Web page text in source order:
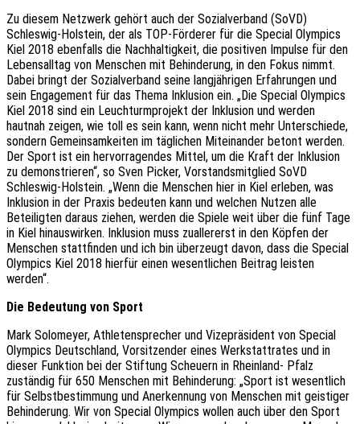
Zu diesem Netzwerk gehört auch der Sozialverband (SoVD)
Schleswig-Holstein, der als TOP-Förderer für die Special Olympics
Kiel 2018 ebenfalls die Nachhaltigkeit, die positiven Impulse für den
Lebensalltag von Menschen mit Behinderung, in den Fokus nimmt.
Dabei bringt der Sozialverband seine langjährigen Erfahrungen und
sein Engagement für das Thema Inklusion ein. „Die Special Olympics
Kiel 2018 sind ein Leuchturmprojekt der Inklusion und werden
hautnah zeigen, wie toll es sein kann, wenn nicht mehr Unterschiede,
sondern Gemeinsamkeiten im täglichen Miteinander betont werden.
Der Sport ist ein hervorragendes Mittel, um die Kraft der Inklusion
zu demonstrieren“, so Sven Picker, Vorstandsmitglied SoVD
Schleswig-Holstein. „Wenn die Menschen hier in Kiel erleben, was
Inklusion in der Praxis bedeuten kann und welchen Nutzen alle
Beteiligten daraus ziehen, werden die Spiele weit über die fünf Tage
in Kiel hinauswirken. Inklusion muss zuallererst in den Köpfen der
Menschen stattfinden und ich bin überzeugt davon, dass die Special
Olympics Kiel 2018 hierfür einen wesentlichen Beitrag leisten
werden“.
Die Bedeutung von Sport
Mark Solomeyer, Athletensprecher und Vizepräsident von Special
Olympics Deutschland, Vorsitzender eines Werkstattrates und in
dieser Funktion bei der Stiftung Scheuern in Rheinland- Pfalz
zuständig für 650 Menschen mit Behinderung: „Sport ist wesentlich
für Selbstbestimmung und Anerkennung von Menschen mit geistiger
Behinderung. Wir von Special Olympics wollen auch über den Sport